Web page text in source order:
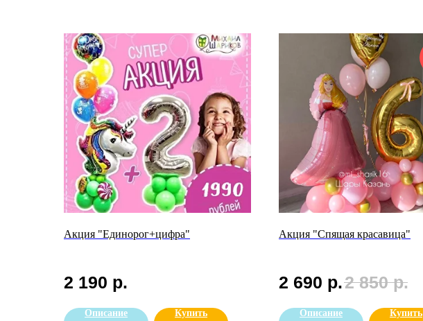
Акция "Единорог+цифра"
2 190 р.
Описание Купить
Акция "Спящая красавица"
2 690 р.2 850 р.
Описание Купить